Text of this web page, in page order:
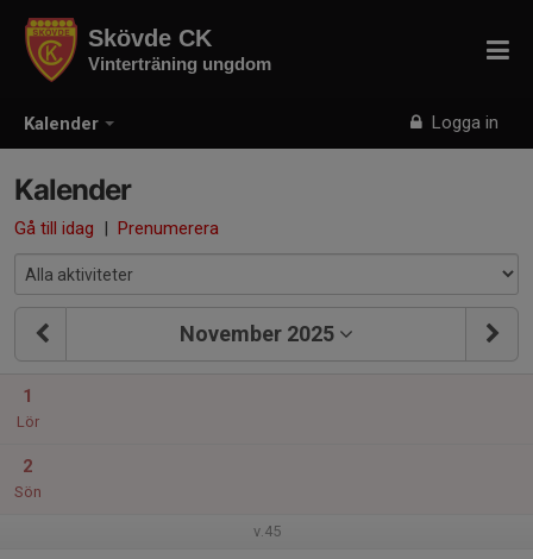
Kalender Logga in
Skövde CK
Vinterträning ungdom
Kalender
Gå till idag | Prenumerera
November 2025
1
Lör
2
Sön
v.45